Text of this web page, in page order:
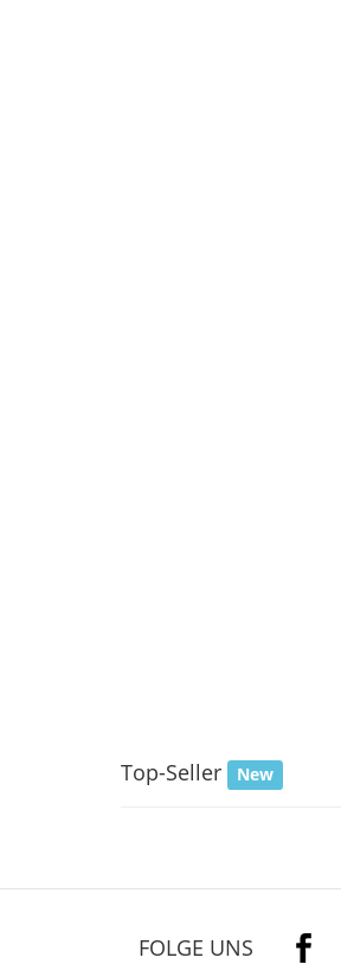
Top-Seller New
FOLGE UNS